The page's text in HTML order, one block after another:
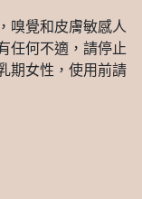
嗅覺和皮膚敏感人
任何不適，請停止
期女性，使用前請